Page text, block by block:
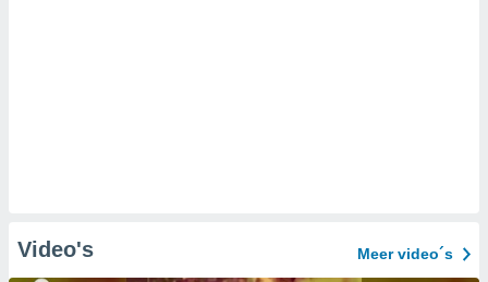
Video's Meer video´s